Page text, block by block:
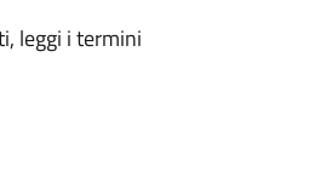
leggi i termini